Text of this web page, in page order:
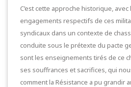
C’est cette approche historique,
engagements respectifs de ces
syndicaux dans un contexte de
conduite sous le prétexte du pacte
sont les enseignements tirés de ce
ses souffrances et sacrifices, qui
comment la Résistance a pu grandir